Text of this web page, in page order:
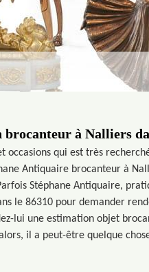
à Nalliers
qui est très
Antiquaire brocanteur à
Stéphane Antiquaire,
le 86310 pour demander
lui une estimation objet
il a peut-être quelque